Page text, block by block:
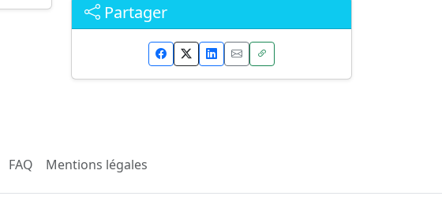
Partager
FAQ Mentions légales